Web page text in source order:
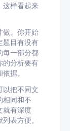
这样看起来
做。你开始
题目有没有
每一部分都
的分析要有
据。
以把不同文
相同和不
就有深度
表方便。